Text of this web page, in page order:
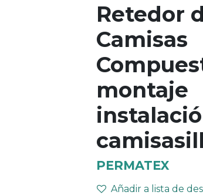
Retedor
Camisas
montaje
PERMATEX
Añadir a lista de